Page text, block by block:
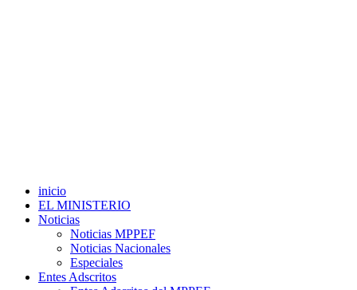
inicio
EL MINISTERIO
Noticias
Noticias MPPEF
Noticias Nacionales
Especiales
Entes Adscritos